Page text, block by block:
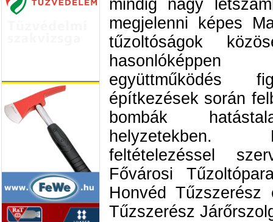
mindig nagy
megjelenni képes
tűzoltóságok
együttműködés
építkezések során
bombák
helyzetekben.
feltételezéssel
Fővárosi
Honvéd
Tűzszerész